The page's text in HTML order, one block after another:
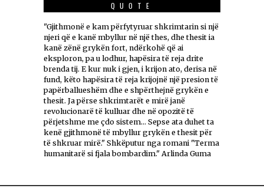
QUOTE
"Gjithmonë e kam përfytyruar shkrimtarin si një
njeri që e kanë mbyllur në një thes, dhe thesit ia
kanë zënë grykën fort, ndërkohë që ai
eksploron, pa u lodhur, hapësira të reja drite
brenda tij. E kur nuk i gjen, i krijon ato, derisa në
fund, këto hapësira të reja krijojnë një presion të
papërballueshëm dhe e shpërthejnë grykën e
thesit. Ja përse shkrimtarët e mirë janë
revolucionarë të kulluar dhe në opozitë të
përjetshme me çdo sistem... Sepse ata duhet ta
kenë gjithmonë të mbyllur grykën e thesit për
të shkruar mirë." Shkëputur nga romani "Terma
humanitarë si fjala bombardim." Arlinda Guma